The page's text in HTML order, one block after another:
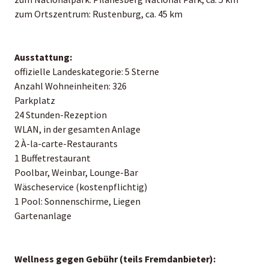
zum Ortszentrum: Rustenburg, ca. 45 km
Ausstattung:
offizielle Landeskategorie: 5 Sterne
Anzahl Wohneinheiten: 326
Parkplatz
24 Stunden-Rezeption
WLAN, in der gesamten Anlage
2 À-la-carte-Restaurants
1 Buffetrestaurant
Poolbar, Weinbar, Lounge-Bar
Wäscheservice (kostenpflichtig)
1 Pool: Sonnenschirme, Liegen
Gartenanlage
Wellness gegen Gebühr (teils Fremdanbieter):